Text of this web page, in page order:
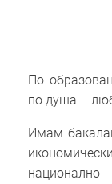
По
по душа –
Имам